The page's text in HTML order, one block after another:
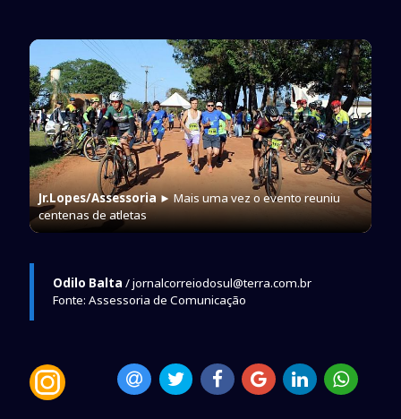
Jr.Lopes/Assessoria► Mais uma vez o evento reuniu
centenas de atletas
Odilo Balta / jornalcorreiodosul@terra.com.br
Fonte: Assessoria de Comunicação